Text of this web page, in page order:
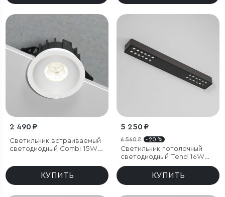
2 490 ₽
Светильник встраиваемый
светодиодный Combi 15W
КУПИТЬ
5 250 ₽
6 560 ₽ - 20 %
Светильник потолочный
светодиодный Tend 16W
4000K черный
КУПИТЬ